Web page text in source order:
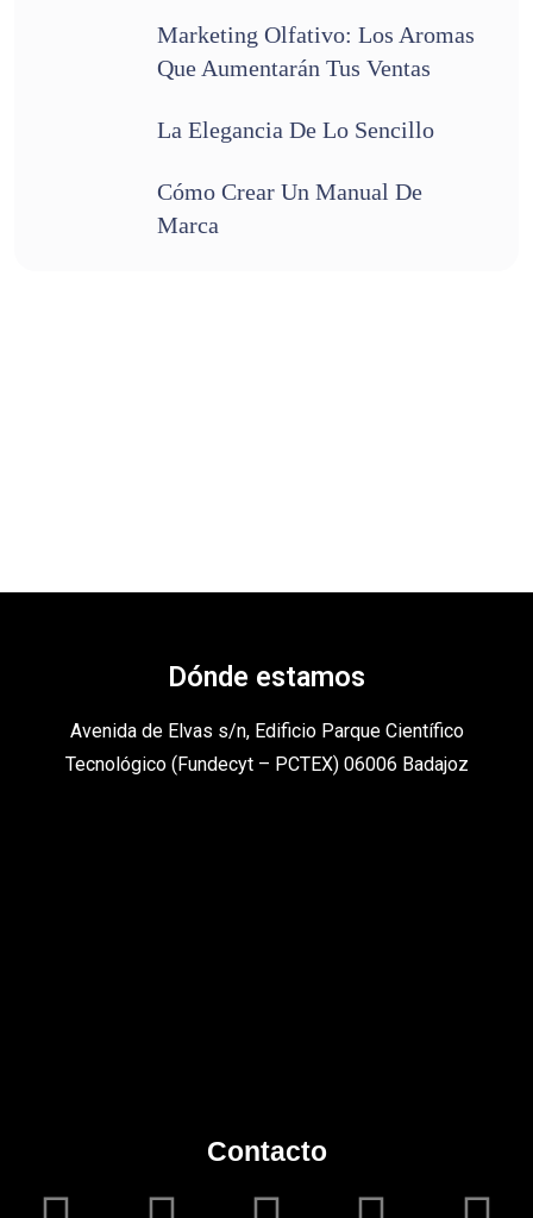
Marketing Olfativo: Los Aromas
Que Aumentarán Tus Ventas
La Elegancia De Lo Sencillo
Cómo Crear Un Manual De
Marca
Dónde estamos
Avenida de Elvas s/n, Edificio Parque Científico
Tecnológico (Fundecyt – PCTEX) 06006 Badajoz
Contacto